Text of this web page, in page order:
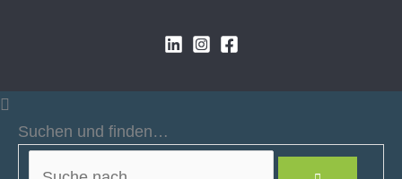
Suchen und finden…
Suche